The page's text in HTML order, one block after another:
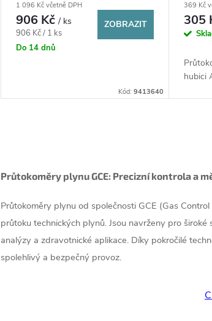
u
ů
1 096 Kč včetně DPH
906 Kč/ ks
Měrná
cena:
906 Kč / 1 ks
Do 14 dnů
ZOBRAZIT
Kód:9413640
369 Kč
305
hubici
v
á
d
a
Průtokoměry plynu GCE: Precizní kontrola a
Průtokoměry plynu od společnosti GCE (Gas
průtoku technických plynů. Jsou navrženy pro
analýzy a zdravotnické aplikace. Díky pokročilé
spolehlivý a bezpečný provoz.